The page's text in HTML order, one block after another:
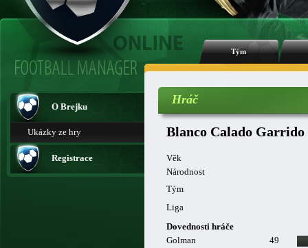
Tým
O Brejku
Ukázky ze hry
Registrace
Hráč
Blanco Calado Garrido
Věk
Národnost
Tým
Liga
Dovednosti hráče
Golman
49